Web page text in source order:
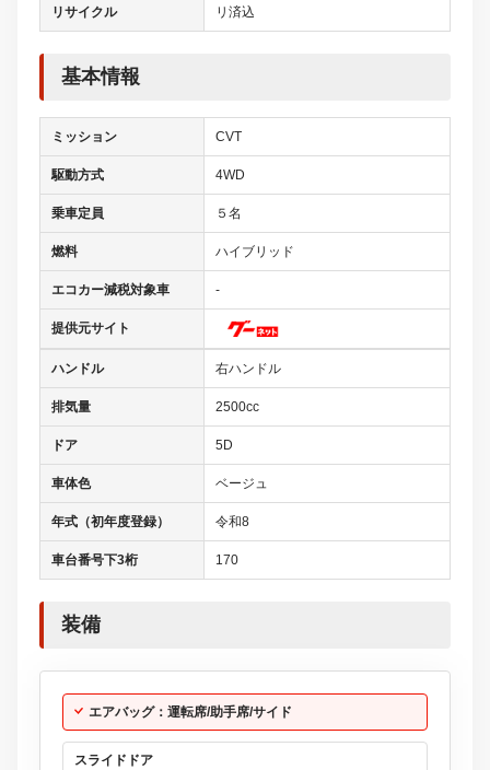
リサイクル リ済込
基本情報
ミッション CVT
駆動方式 4WD
乗車定員 ５名
燃料 ハイブリッド
エコカー減税対象車 -
提供元サイト
ハンドル 右ハンドル
排気量 2500cc
ドア 5D
車体色 ベージュ
年式（初年度登録） 令和8
車台番号下3桁 170
装備
エアバッグ：運転席/助手席/サイド
スライドドア